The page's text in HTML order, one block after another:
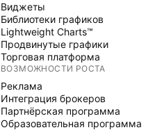
Виджеты
Библиотеки графиков
Lightweight Charts™
Продвинутые графики
Торговая платформа
ВОЗМОЖНОСТИ РОСТА
Реклама
Интеграция брокеров
Партнёрская программа
Образовательная программа